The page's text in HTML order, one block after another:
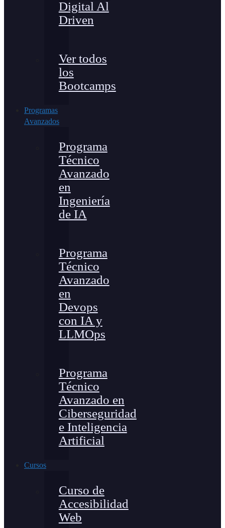
Digital Al
Driven
Ver todos
los
Bootcamps
Programas
Avanzados
Programa
Técnico
Avanzado
en
Ingeniería
de IA
Programa
Técnico
Avanzado
en
Devops
con IA y
LLMOps
Programa
Técnico
Avanzado en
Ciberseguridad
e Inteligencia
Artificial
Cursos
Curso de
Accesibilidad
Web